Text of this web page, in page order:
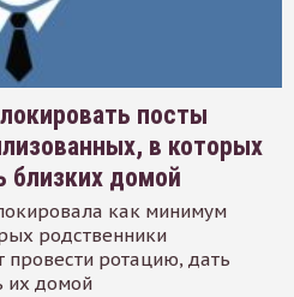
посты
в которых
близких домой
как минимум
родственники
ротацию, дать
их домой